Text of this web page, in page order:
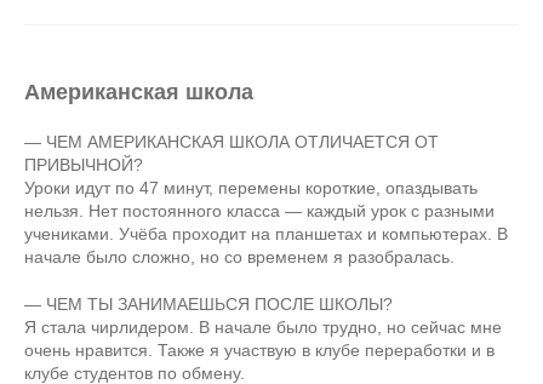
Американская школа
— ЧЕМ АМЕРИКАНСКАЯ ШКОЛА ОТЛИЧАЕТСЯ ОТ
ПРИВЫЧНОЙ?
Уроки идут по 47 минут, перемены короткие, опаздывать
нельзя. Нет постоянного класса — каждый урок с разными
учениками. Учёба проходит на планшетах и компьютерах. В
начале было сложно, но со временем я разобралась.
— ЧЕМ ТЫ ЗАНИМАЕШЬСЯ ПОСЛЕ ШКОЛЫ?
Я стала чирлидером. В начале было трудно, но сейчас мне
очень нравится. Также я участвую в клубе переработки и в
клубе студентов по обмену.